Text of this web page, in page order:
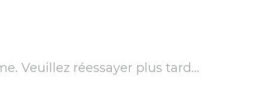
Veuillez réessayer plus tard…